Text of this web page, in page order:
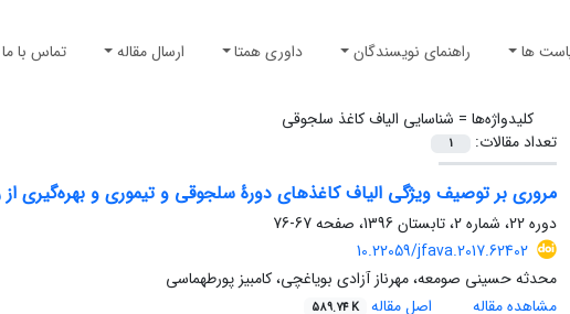
ها راهنمای نویسندگان داوری همتا ارسال مقاله تماس با ما
کلیدواژه‌ها = شناسایی الیاف کاغذ سلجوقی
تعداد مقالات:
1
مروری بر توصیف ویژگی الیاف کاغذهای دورۀ سلجوقی و تیموری و بهره‌گیری
دوره 22، شماره 2، تابستان 1396، صفحه
67-76
10.22059/jfava.2017.62402
محدثه حسینی صومعه، مهرناز آزادی بویاغچی، کامبیز پورطهماسی
مشاهده مقاله
اصل مقاله 589.74 K